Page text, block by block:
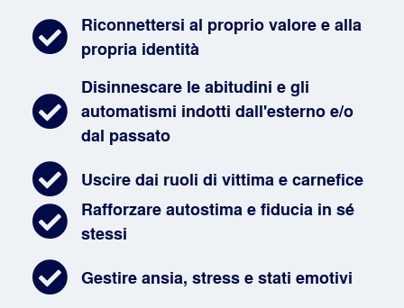
Riconnettersi al proprio valore e alla
propria identità
Disinnescare le abitudini e gli
automatismi indotti dall'esterno e/o
dal passato
Uscire dai ruoli di vittima e carnefice
Rafforzare autostima e fiducia in sé
stessi
Gestire ansia, stress e stati emotivi